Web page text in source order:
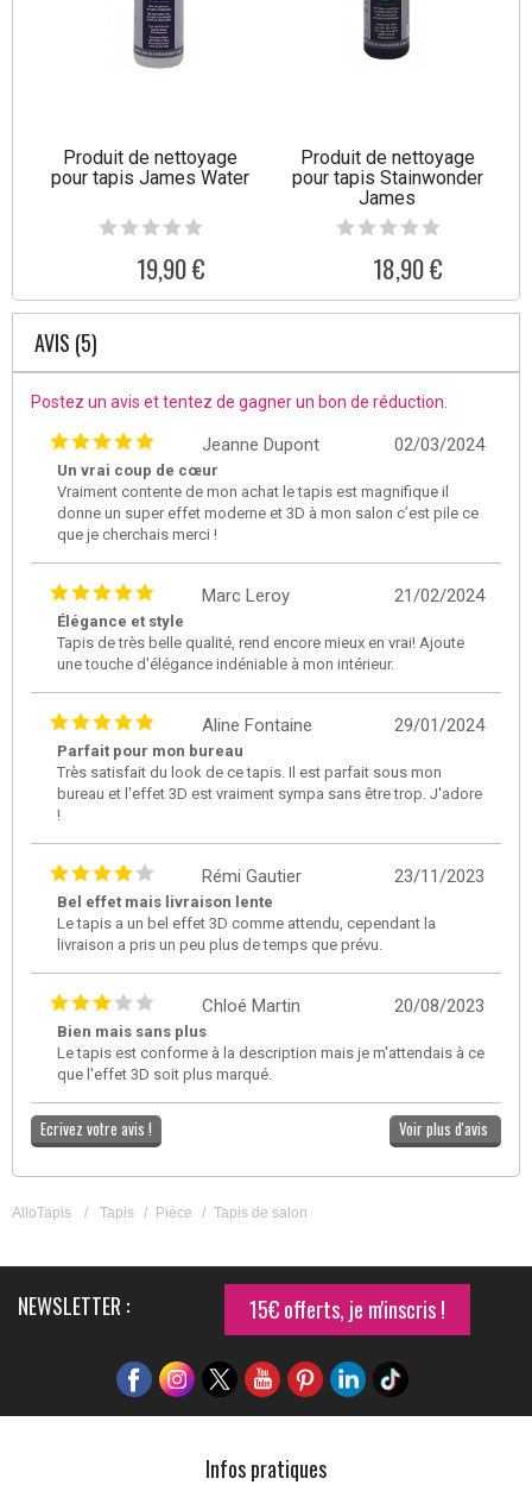
Produit de nettoyage
pour tapis James Water
19,90 €
Produit de nettoyage
pour tapis Stainwonder
James
18,90 €
AVIS (5)
Postez un avis et tentez de gagner un bon de réduction.
02/03/2024
Jeanne Dupont
Un vrai coup de cœur
Vraiment contente de mon achat le tapis est magnifique il
donne un super effet moderne et 3D à mon salon c’est pile ce
que je cherchais merci !
21/02/2024
Marc Leroy
Élégance et style
Tapis de très belle qualité, rend encore mieux en vrai! Ajoute
une touche d'élégance indéniable à mon intérieur.
29/01/2024
Aline Fontaine
Parfait pour mon bureau
Très satisfait du look de ce tapis. Il est parfait sous mon
bureau et l'effet 3D est vraiment sympa sans être trop. J'adore
!
23/11/2023
Rémi Gautier
Bel effet mais livraison lente
Le tapis a un bel effet 3D comme attendu, cependant la
livraison a pris un peu plus de temps que prévu.
20/08/2023
Chloé Martin
Bien mais sans plus
Le tapis est conforme à la description mais je m'attendais à ce
que l'effet 3D soit plus marqué.
Ecrivez votre avis ! Voir plus d'avis
AlloTapis / Tapis / Pièce / Tapis de salon
NEWSLETTER : 15€ offerts, je m'inscris !
Infos pratiques